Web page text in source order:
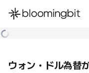
한국어
ウォン・ドル為替